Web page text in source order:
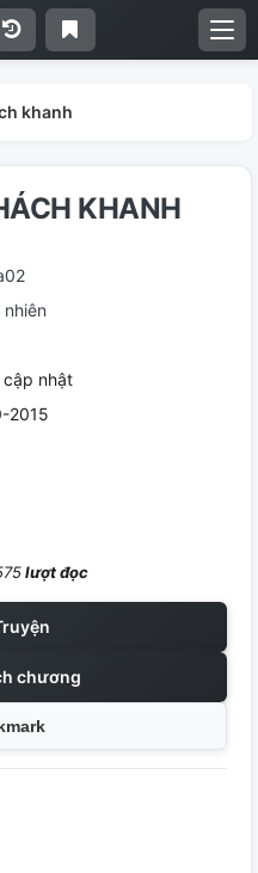
khanh
KHANH
nhật
2015
lượt đọc
chương